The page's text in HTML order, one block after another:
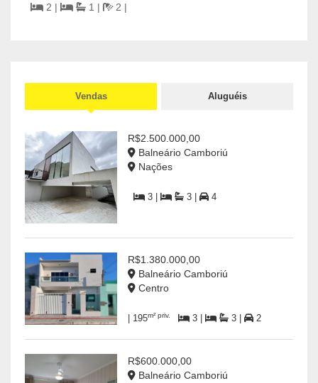
2 | 1 | 2 |
Vendas Aluguéis
R$2.500.000,00
Balneário Camboriú
Nações
3 | 3 | 4
R$1.380.000,00
Balneário Camboriú
Centro
| 195m² priv. 3 | 3 | 2
R$600.000,00
Balneário Camboriú